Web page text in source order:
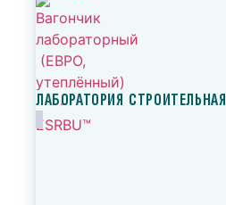
ЛАБОРАТОРИЯ СТРОИТЕЛЬНАЯ